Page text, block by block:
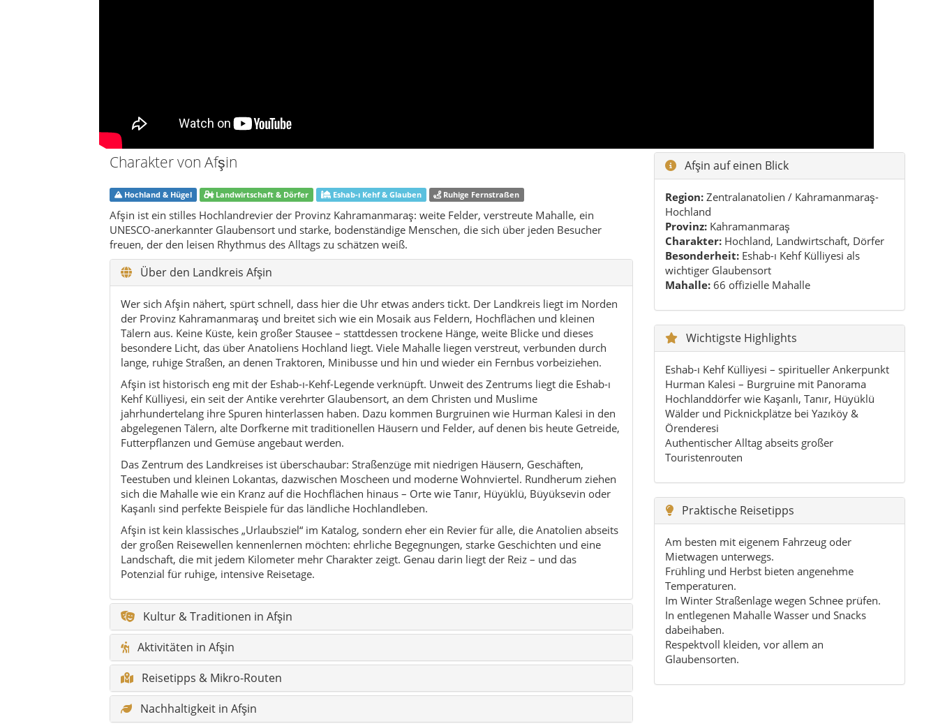
Charakter von Afşin
Hochland & Hügel Landwirtschaft & Dörfer Eshab-ı Kehf & Glauben Ruhige Fernstraßen
Afşin ist ein stilles Hochlandrevier der Provinz Kahramanmaraş: weite Felder, verstreute Mahalle, ein
UNESCO-anerkannter Glaubensort und starke, bodenständige Menschen, die sich über jeden Besucher
freuen, der den leisen Rhythmus des Alltags zu schätzen weiß.
Über den Landkreis Afşin
Wer sich Afşin nähert, spürt schnell, dass hier die Uhr etwas anders tickt. Der Landkreis liegt im Norden
der Provinz Kahramanmaraş und breitet sich wie ein Mosaik aus Feldern, Hochflächen und kleinen
Tälern aus. Keine Küste, kein großer Stausee – stattdessen trockene Hänge, weite Blicke und dieses
besondere Licht, das über Anatoliens Hochland liegt. Viele Mahalle liegen verstreut, verbunden durch
lange, ruhige Straßen, an denen Traktoren, Minibusse und hin und wieder ein Fernbus vorbeiziehen.
Afşin ist historisch eng mit der Eshab-ı-Kehf-Legende verknüpft. Unweit des Zentrums liegt die Eshab-ı
Kehf Külliyesi, ein seit der Antike verehrter Glaubensort, an dem Christen und Muslime
jahrhundertelang ihre Spuren hinterlassen haben. Dazu kommen Burgruinen wie Hurman Kalesi in den
abgelegenen Tälern, alte Dorfkerne mit traditionellen Häusern und Felder, auf denen bis heute Getreide,
Futterpflanzen und Gemüse angebaut werden.
Das Zentrum des Landkreises ist überschaubar: Straßenzüge mit niedrigen Häusern, Geschäften,
Teestuben und kleinen Lokantas, dazwischen Moscheen und moderne Wohnviertel. Rundherum ziehen
sich die Mahalle wie ein Kranz auf die Hochflächen hinaus – Orte wie Tanır, Hüyüklü, Büyüksevin oder
Kaşanlı sind perfekte Beispiele für das ländliche Hochlandleben.
Afşin ist kein klassisches „Urlaubsziel“ im Katalog, sondern eher ein Revier für alle, die Anatolien abseits
der großen Reisewellen kennenlernen möchten: ehrliche Begegnungen, starke Geschichten und eine
Landschaft, die mit jedem Kilometer mehr Charakter zeigt. Genau darin liegt der Reiz – und das
Potenzial für ruhige, intensive Reisetage.
Kultur & Traditionen in Afşin
Aktivitäten in Afşin
Reisetipps & Mikro-Routen
Nachhaltigkeit in Afşin
Afşin auf einen Blick
Region: Zentralanatolien / Kahramanmaraş-
Hochland
Provinz: Kahramanmaraş
Charakter: Hochland, Landwirtschaft, Dörfer
Besonderheit: Eshab-ı Kehf Külliyesi als
wichtiger Glaubensort
Mahalle: 66 offizielle Mahalle
Wichtigste Highlights
Eshab-ı Kehf Külliyesi – spiritueller Ankerpunkt
Hurman Kalesi – Burgruine mit Panorama
Hochlanddörfer wie Kaşanlı, Tanır, Hüyüklü
Wälder und Picknickplätze bei Yazıköy &
Örenderesi
Authentischer Alltag abseits großer
Touristenrouten
Praktische Reisetipps
Am besten mit eigenem Fahrzeug oder
Mietwagen unterwegs.
Frühling und Herbst bieten angenehme
Temperaturen.
Im Winter Straßenlage wegen Schnee prüfen.
In entlegenen Mahalle Wasser und Snacks
dabeihaben.
Respektvoll kleiden, vor allem an
Glaubensorten.